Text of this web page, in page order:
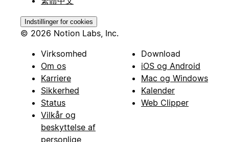
Indstillinger for cookies
© 2026 Notion Labs, Inc.
Virksomhed
Om os
Karriere
Sikkerhed
Status
Vilkår og
beskyttelse af
personlige
Download
iOS og Android
Mac og Windows
Kalender
Web Clipper